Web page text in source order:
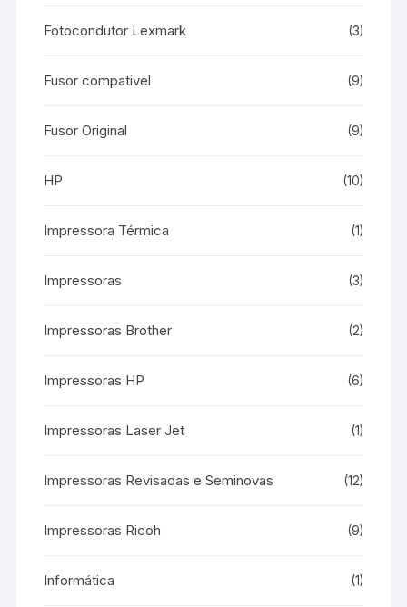
Fotocondutor Lexmark (3)
Fusor compativel (9)
Fusor Original (9)
HP (10)
Impressora Térmica (1)
Impressoras (3)
Impressoras Brother (2)
Impressoras HP (6)
Impressoras Laser Jet (1)
Impressoras Revisadas e Seminovas (12)
Impressoras Ricoh (9)
Informática (1)